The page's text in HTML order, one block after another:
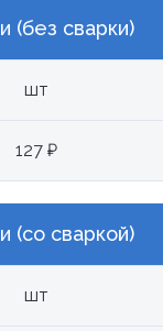
(без сварки)
шт
127 ₽
(со сваркой)
шт